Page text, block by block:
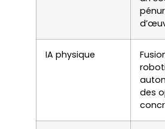
IA physique
des